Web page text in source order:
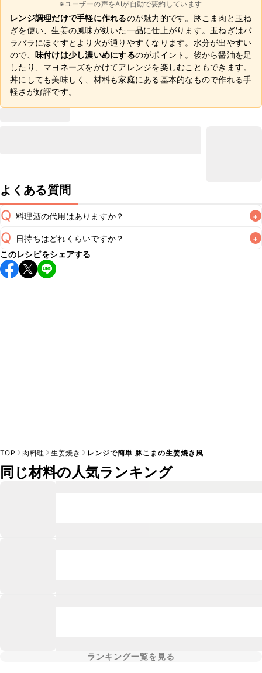
※ユーザーの声をAIが自動で要約しています
レンジ調理だけで手軽に作れるのが魅力的です。豚こま肉と玉ね
ぎを使い、生姜の風味が効いた一品に仕上がります。玉ねぎはバ
ラバラにほぐすとより火が通りやすくなります。水分が出やすい
ので、 味付けは少し濃いめにするのがポイント。後から醤油を足
したり、マヨネーズをかけてアレンジを楽しむこともできます。
丼にしても美味しく、材料も家庭にある基本的なもので作れる手
軽さが好評です。
よくある質問
Q 料理酒の代用はありますか？ +
A
Q 日持ちはどれくらいですか？ +
保存期間は冷蔵で翌日中が目安です。なるべくお早めにお召
し上がりください。
このレシピをシェアする
TOP 肉料理 生姜焼き レンジで簡単 豚こまの生姜焼き風
同じ材料の人気ランキング
ランキング一覧を見る